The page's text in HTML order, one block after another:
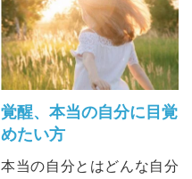
覚醒、本当の自分に目覚
めたい方
本当の自分とはどんな自分